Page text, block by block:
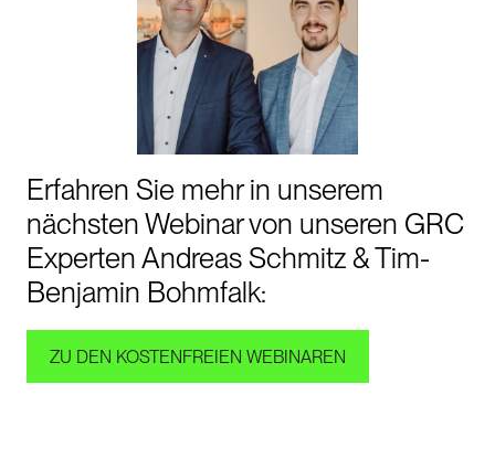
Erfahren Sie mehr in unserem
nächsten Webinar von unseren GRC
Experten Andreas Schmitz & Tim-
Benjamin Bohmfalk:
ZU DEN KOSTENFREIEN WEBINAREN